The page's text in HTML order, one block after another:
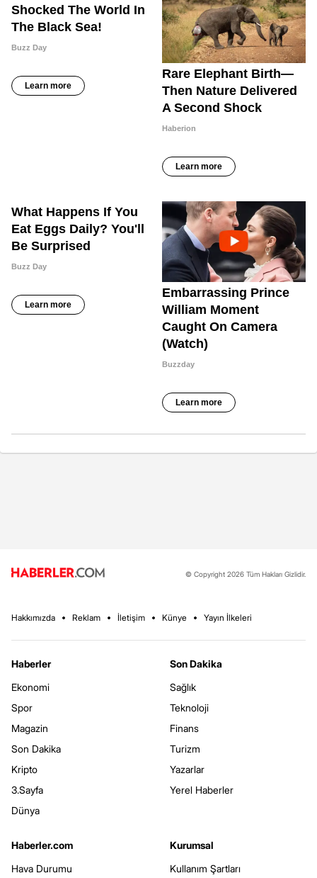
© Copyright 2026 Tüm Hakları Gizlidir.
Hakkımızda Reklam İletişim Künye Yayın İlkeleri
Haberler
Ekonomi
Spor
Magazin
Son Dakika
Kripto
3.Sayfa
Dünya
Son Dakika
Sağlık
Teknoloji
Finans
Turizm
Yazarlar
Yerel Haberler
Haberler.com
Hava Durumu
Kurumsal
Kullanım Şartları